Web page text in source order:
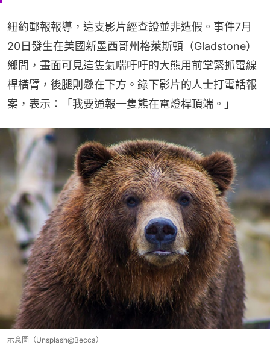
紐約郵報報導，這支影片經查證並非造假。事件7月
20日發生在美國新墨西哥州格萊斯頓（Gladstone）
鄉間，畫面可見這隻氣喘吁吁的大熊用前掌緊抓電線
桿橫臂，後腿則懸在下方。錄下影片的人士打電話報
案，表示：「我要通報一隻熊在電燈桿頂端。」
示意圖（Unsplash@Becca）